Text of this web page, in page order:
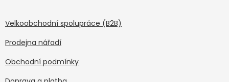
Velkoobchodní spolupráce (B2B)
Prodejna nářadí
Obchodní podmínky